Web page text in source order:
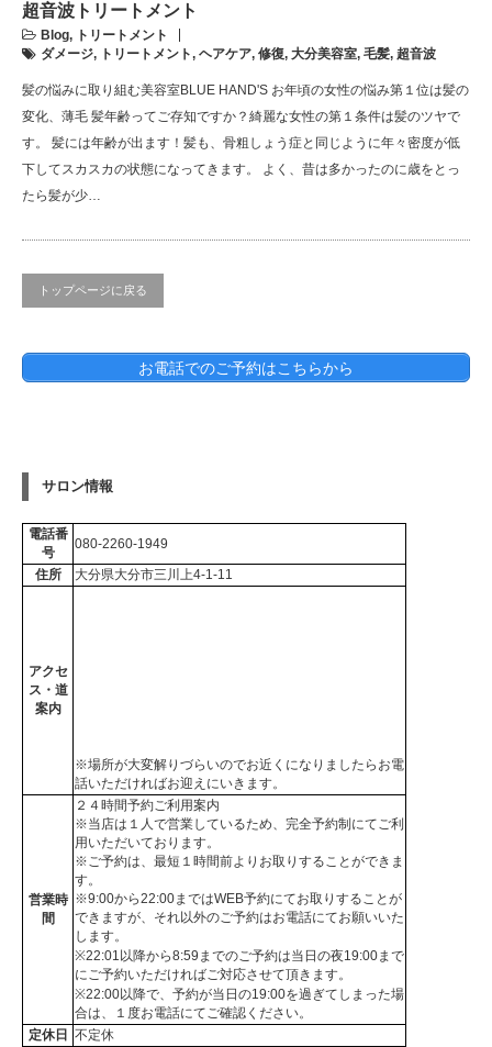
超音波トリートメント
Blog,
トリートメント
ダメージ, トリートメント, ヘアケア, 修復, 大分美容室, 毛髪, 超音波
髪の悩みに取り組む美容室BLUE HAND'S お年頃の女性の悩み第１位は髪の
変化、薄毛 髪年齢ってご存知ですか？綺麗な女性の第１条件は髪のツヤで
す。 髪には年齢が出ます！髪も、骨粗しょう症と同じように年々密度が低
下してスカスカの状態になってきます。 よく、昔は多かったのに歳をとっ
たら髪が少…
トップページに戻る
お電話でのご予約はこちらから
サロン情報
電話番
号
080-2260-1949
住所
大分県大分市三川上4-1-11
アクセ
ス・道
案内
※場所が大変解りづらいのでお近くになりましたらお電
話いただければお迎えにいきます。
営業時
間
２４時間予約ご利用案内
※当店は１人で営業しているため、完全予約制にてご利
用いただいております。
※ご予約は、最短１時間前よりお取りすることができま
す。
※9:00から22:00まではWEB予約にてお取りすることが
できますが、それ以外のご予約はお電話にてお願いいた
します。
※22:01以降から8:59までのご予約は当日の夜19:00まで
にご予約いただければご対応させて頂きます。
※22:00以降で、予約が当日の19:00を過ぎてしまった場
合は、１度お電話にてご確認ください。
定休日
不定休